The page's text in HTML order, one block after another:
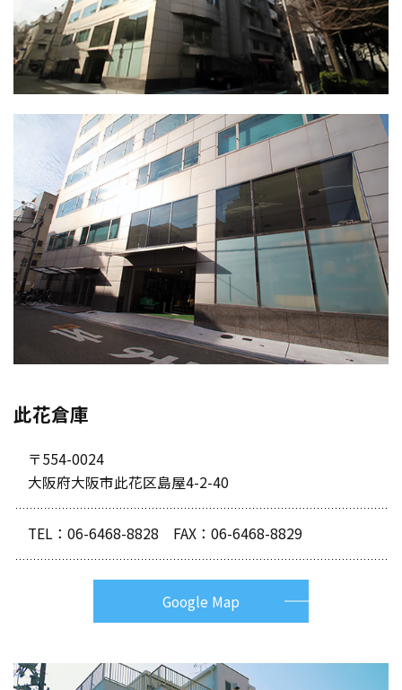
此花倉庫
〒554-0024
大阪府大阪市此花区島屋4-2-40
TEL： 06-6468-8828 FAX：06-6468-8829
Google Map